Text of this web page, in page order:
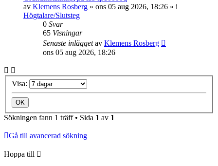
av Klemens Rosberg » ons 05 aug 2026, 18:26 » i
Högtalare/Slutsteg
0 Svar
65 Visningar
Senaste inläggetav Klemens Rosberg
ons 05 aug 2026, 18:26
Visa:
Sökningen fann 1 träff • Sida 1 av 1
Gå till avancerad sökning
Hoppa till